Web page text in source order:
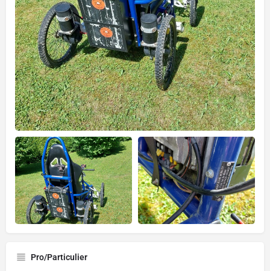
Pro/Particulier